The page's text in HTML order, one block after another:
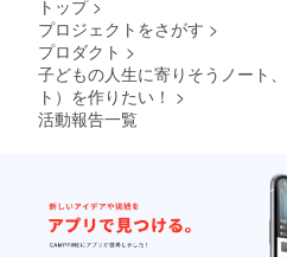
トップ >
プロジェクトをさがす >
プロダクト >
子どもの人生に寄りそうノート
ト）を作りたい！ >
活動報告一覧